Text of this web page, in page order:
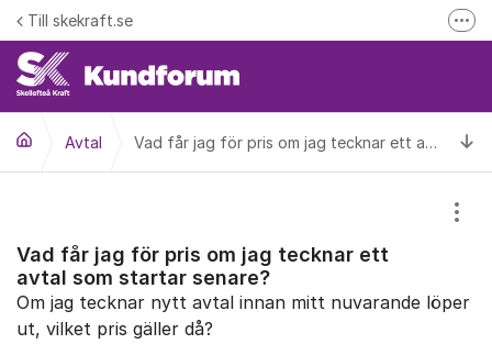
Hoppa till innehåll
Till skekraft.se
driftstörningar i el- fjärrvärme eller fibernätet
Avtal Vad får jag för pris om jag tecknar ett avtal som startar senare?
Vad får jag för pris om jag tecknar ett
avtal som startar senare?
Om jag tecknar nytt avtal innan mitt nuvarande löper
ut, vilket pris gäller då?